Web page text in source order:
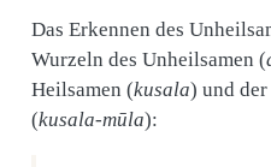
Das Erkennen des
Wurzeln des Unheilsamen (
Heilsamen (kusala) und
(kusala-mūla):